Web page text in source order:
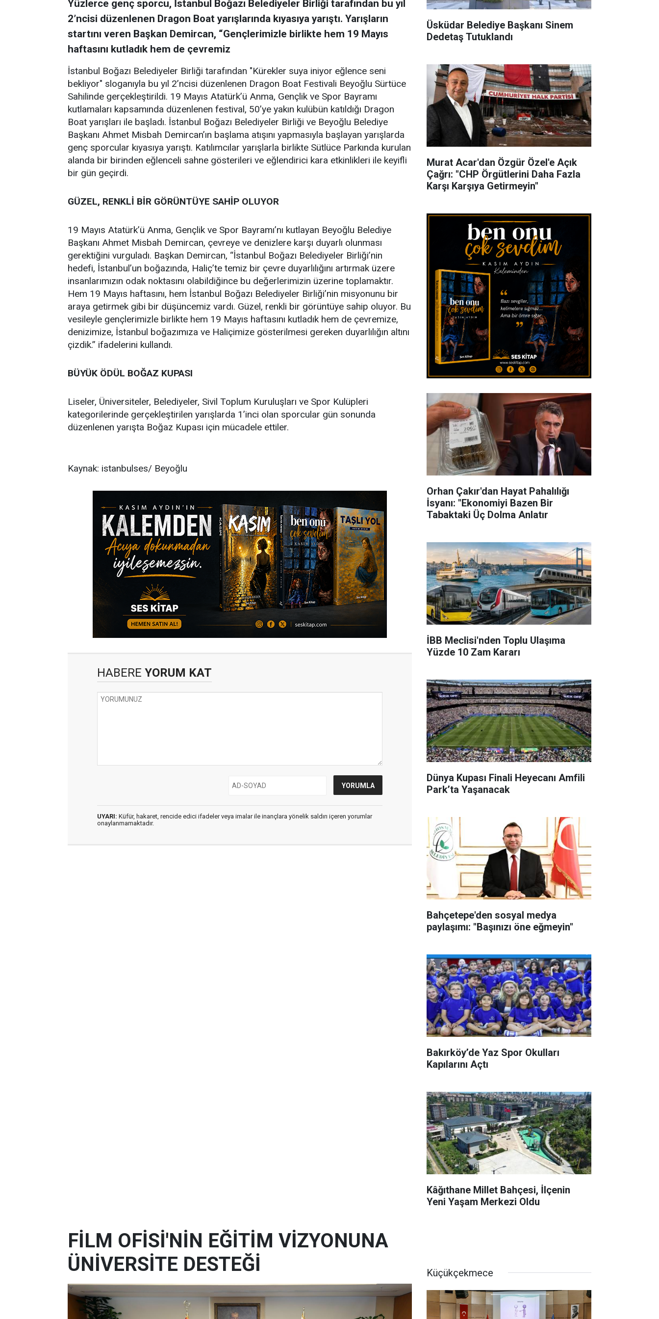
Yüzlerce genç sporcu, İstanbul Boğazı Belediyeler Birliği tarafından bu yıl
2’ncisi düzenlenen Dragon Boat yarışlarında kıyasıya yarıştı. Yarışların
startını veren Başkan Demircan, “Gençlerimizle birlikte hem 19 Mayıs
haftasını kutladık hem de çevremiz
İstanbul Boğazı Belediyeler Birliği tarafından "Kürekler suya iniyor eğlence seni
bekliyor" sloganıyla bu yıl 2’ncisi düzenlenen Dragon Boat Festivali Beyoğlu Sürtüce
Sahilinde gerçekleştirildi. 19 Mayıs Atatürk’ü Anma, Gençlik ve Spor Bayramı
kutlamaları kapsamında düzenlenen festival, 50’ye yakın kulübün katıldığı Dragon
Boat yarışları ile başladı. İstanbul Boğazı Belediyeler Birliği ve Beyoğlu Belediye
Başkanı Ahmet Misbah Demircan’ın başlama atışını yapmasıyla başlayan yarışlarda
genç sporcular kıyasıya yarıştı. Katılımcılar yarışlarla birlikte Sütlüce Parkında kurulan
alanda bir birinden eğlenceli sahne gösterileri ve eğlendirici kara etkinlikleri ile keyifli
bir gün geçirdi.
GÜZEL, RENKLİ BİR GÖRÜNTÜYE SAHİP OLUYOR
19 Mayıs Atatürk’ü Anma, Gençlik ve Spor Bayramı’nı kutlayan Beyoğlu Belediye
Başkanı Ahmet Misbah Demircan, çevreye ve denizlere karşı duyarlı olunması
gerektiğini vurguladı. Başkan Demircan, “İstanbul Boğazı Belediyeler Birliği’nin
hedefi, İstanbul’un boğazında, Haliç’te temiz bir çevre duyarlılığını artırmak üzere
insanlarımızın odak noktasını olabildiğince bu değerlerimizin üzerine toplamaktır.
Hem 19 Mayıs haftasını, hem İstanbul Boğazı Belediyeler Birliği’nin misyonunu bir
araya getirmek gibi bir düşüncemiz vardı. Güzel, renkli bir görüntüye sahip oluyor. Bu
vesileyle gençlerimizle birlikte hem 19 Mayıs haftasını kutladık hem de çevremize,
denizimize, İstanbul boğazımıza ve Haliçimize gösterilmesi gereken duyarlılığın altını
çizdik.” ifadelerini kullandı.
BÜYÜK ÖDÜL BOĞAZ KUPASI
Liseler, Üniversiteler, Belediyeler, Sivil Toplum Kuruluşları ve Spor Kulüpleri
kategorilerinde gerçekleştirilen yarışlarda 1’inci olan sporcular gün sonunda
düzenlenen yarışta Boğaz Kupası için mücadele ettiler.
Kaynak: istanbulses/ Beyoğlu
HABERE YORUM KAT
UYARI: Küfür, hakaret, rencide edici ifadeler veya imalar ile inançlara yönelik saldırı içeren yorumlar
onaylanmamaktadır.
Üsküdar Belediye Başkanı Sinem
Dedetaş Tutuklandı
Murat Acar'dan Özgür Özel'e Açık
Çağrı: "CHP Örgütlerini Daha Fazla
Karşı Karşıya Getirmeyin"
Orhan Çakır'dan Hayat Pahalılığı
İsyanı: "Ekonomiyi Bazen Bir
Tabaktaki Üç Dolma Anlatır
İBB Meclisi'nden Toplu Ulaşıma
Yüzde 10 Zam Kararı
Dünya Kupası Finali Heyecanı Amfili
Park’ta Yaşanacak
Bahçetepe'den sosyal medya
paylaşımı: "Başınızı öne eğmeyin"
Bakırköy’de Yaz Spor Okulları
Kapılarını Açtı
Kâğıthane Millet Bahçesi, İlçenin
Yeni Yaşam Merkezi Oldu
FİLM OFİSİ'NİN EĞİTİM VİZYONUNA
ÜNİVERSİTE DESTEĞİ
Küçükçekmece